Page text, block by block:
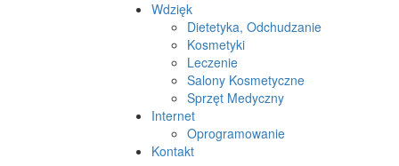
Wdzięk
Dietetyka, Odchudzanie
Kosmetyki
Leczenie
Salony Kosmetyczne
Sprzęt Medyczny
Internet
Oprogramowanie
Kontakt